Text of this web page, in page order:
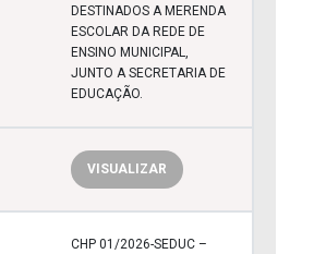
DESTINADOS A MERENDA
ESCOLAR DA REDE DE
ENSINO MUNICIPAL,
JUNTO A SECRETARIA DE
EDUCAÇÃO.
VISUALIZAR
CHP 01/2026-SEDUC –